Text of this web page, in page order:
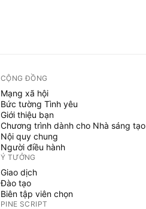
CỘNG ĐỒNG
Mạng xã hội
Bức tường Tình yêu
Giới thiệu bạn
Chương trình dành cho Nhà sáng tạo
Nội quy chung
Người điều hành
Ý TƯỞNG
Giao dịch
Đào tạo
Biên tập viên chọn
PINE SCRIPT